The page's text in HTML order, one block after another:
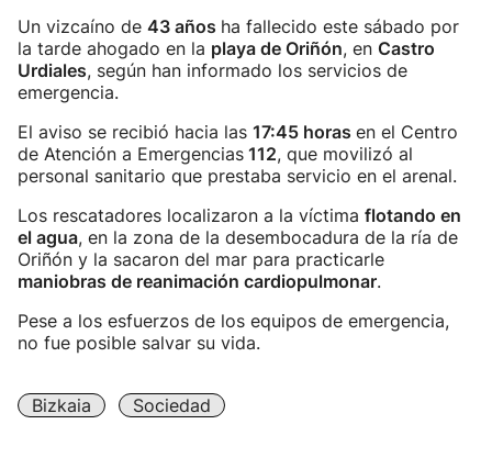
Un vizcaíno de 43 años ha fallecido este sábado por
la tarde ahogado en la playa de Oriñón, en Castro
Urdiales, según han informado los servicios de
emergencia.
El aviso se recibió hacia las 17:45 horas en el Centro
de Atención a Emergencias 112, que movilizó al
personal sanitario que prestaba servicio en el arenal.
Los rescatadores localizaron a la víctima flotando en
el agua, en la zona de la desembocadura de la ría de
Oriñón y la sacaron del mar para practicarle
maniobras de reanimación cardiopulmonar.
Pese a los esfuerzos de los equipos de emergencia,
no fue posible salvar su vida.
Bizkaia Sociedad